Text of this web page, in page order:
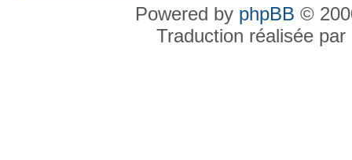
Powered by phpBB ©
Traduction réalisée par